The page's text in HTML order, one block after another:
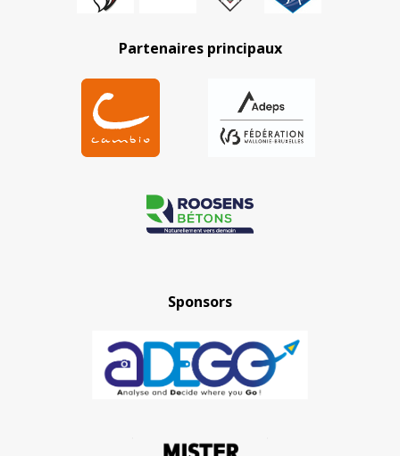
Partenaires principaux
Sponsors